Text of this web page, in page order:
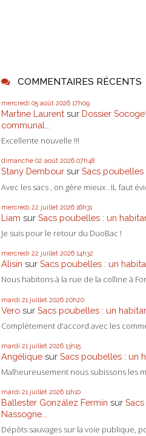
COMMENTAIRES RÉCENTS
mercredi 05 août 2026 17h09
Martine Laurent sur Dossier
communal...
Excellente nouvelle !!!
dimanche 02 août 2026 07h48
Stany Dembour sur Sacs poubelles
Avec les sacs , on gère mieux . IL faut
mercredi 22 juillet 2026 16h31
Liam sur Sacs poubelles : un
Je suis pour le retour du DuoBac !
mercredi 22 juillet 2026 14h32
Alisin sur Sacs poubelles : un
Nous habitons à la rue de la colline à
mardi 21 juillet 2026 20h20
Vero sur Sacs poubelles : un
Complètement d'accord avec les
mardi 21 juillet 2026 13h15
Angélique sur Sacs poubelles : un
Malheureusement nous subissons les
mardi 21 juillet 2026 11h10
Ballester González Fermín sur
Nassogne...
Dépôts sauvages sur la voie publique,